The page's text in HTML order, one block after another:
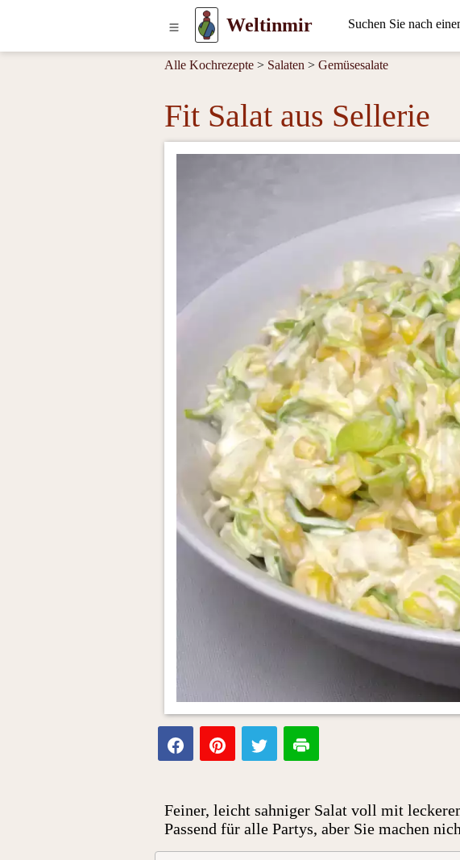
Weltinmir
Alle Kochrezepte > Salaten > Gemüsesalate
Fit Salat aus Sellerie
Feiner, leicht sahniger Salat voll mit
Passend für alle Partys, aber Sie machen